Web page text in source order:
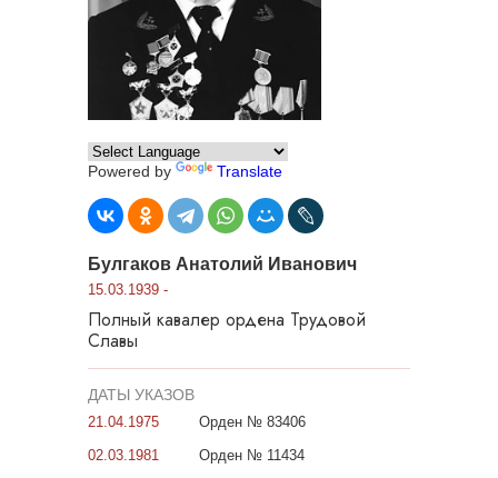
Powered by Translate
Булгаков Анатолий Иванович
15.03.1939 -
Полный кавалер ордена Трудовой
Славы
ДАТЫ УКАЗОВ
21.04.1975
Орден № 83406
02.03.1981
Орден № 11434